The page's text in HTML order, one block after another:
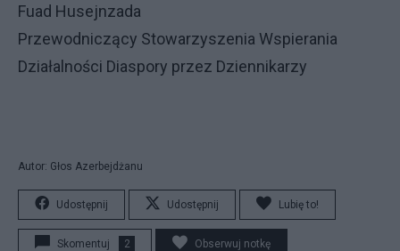
Fuad Husejnzada
Przewodniczący Stowarzyszenia Wspierania
Działalności Diaspory przez Dziennikarzy
Autor: Głos Azerbejdżanu
Udostępnij Udostępnij Lubię to!
Skomentuj 2 Obserwuj notkę